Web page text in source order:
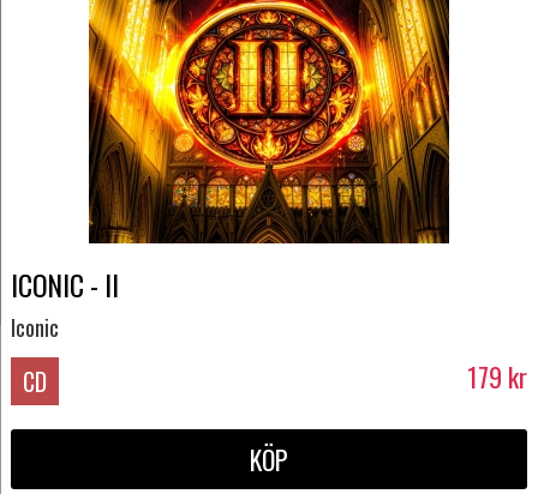
ICONIC - II
Iconic
CD 179 kr
KÖP